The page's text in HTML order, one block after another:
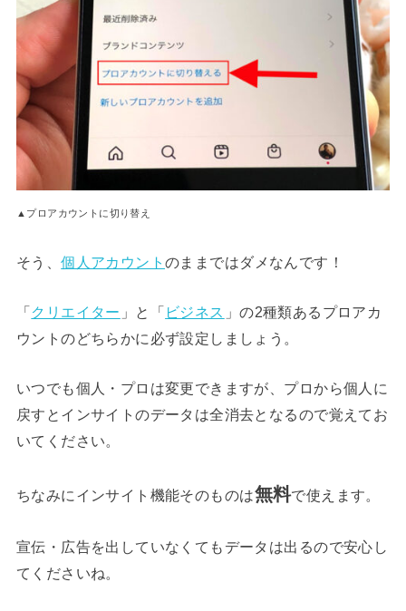
▲プロアカウントに切り替え
そう、個人アカウントのままではダメなんです！
「クリエイター 」と「 ビジネス 」の2種類あるプロアカ
ウントのどちらかに必ず設定しましょう。
いつでも個人・プロは変更できますが、プロから個人に
戻すとインサイトのデータは全消去となるので覚えてお
いてください。
ちなみにインサイト機能そのものは無料で使えます。
宣伝・広告を出していなくてもデータは出るので安心し
てくださいね。